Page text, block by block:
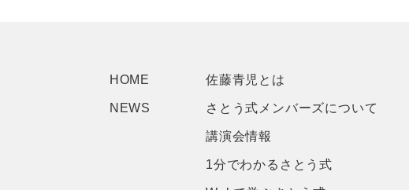
HOME
NEWS
佐藤青児とは
さとう式メンバーズについて
講演会情報
1分でわかるさとう式